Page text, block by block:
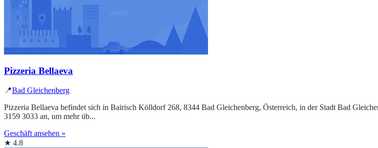
Pizzeria Bellaeva
📍Bad Gleichenberg
Pizzeria Bellaeva befindet sich in Bairisch Kölldorf 268, 8344 Bad Gleichenberg, Österreich, in der Stadt Bad
3159 3033 an, um mehr üb...
Geschäft ansehen »
★ 4.8